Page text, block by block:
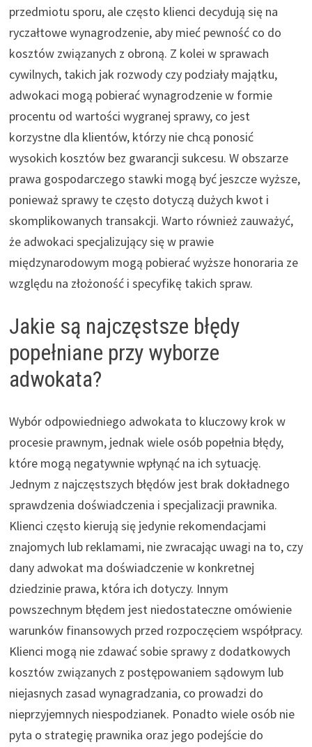
przedmiotu sporu, ale często klienci decydują się na
ryczałtowe wynagrodzenie, aby mieć pewność co do
kosztów związanych z obroną. Z kolei w sprawach
cywilnych, takich jak rozwody czy podziały majątku,
adwokaci mogą pobierać wynagrodzenie w formie
procentu od wartości wygranej sprawy, co jest
korzystne dla klientów, którzy nie chcą ponosić
wysokich kosztów bez gwarancji sukcesu. W obszarze
prawa gospodarczego stawki mogą być jeszcze wyższe,
ponieważ sprawy te często dotyczą dużych kwot i
skomplikowanych transakcji. Warto również zauważyć,
że adwokaci specjalizujący się w prawie
międzynarodowym mogą pobierać wyższe honoraria ze
względu na złożoność i specyfikę takich spraw.
Jakie są najczęstsze błędy
popełniane przy wyborze
adwokata?
Wybór odpowiedniego adwokata to kluczowy krok w
procesie prawnym, jednak wiele osób popełnia błędy,
które mogą negatywnie wpłynąć na ich sytuację.
Jednym z najczęstszych błędów jest brak dokładnego
sprawdzenia doświadczenia i specjalizacji prawnika.
Klienci często kierują się jedynie rekomendacjami
znajomych lub reklamami, nie zwracając uwagi na to, czy
dany adwokat ma doświadczenie w konkretnej
dziedzinie prawa, która ich dotyczy. Innym
powszechnym błędem jest niedostateczne omówienie
warunków finansowych przed rozpoczęciem współpracy.
Klienci mogą nie zdawać sobie sprawy z dodatkowych
kosztów związanych z postępowaniem sądowym lub
niejasnych zasad wynagradzania, co prowadzi do
nieprzyjemnych niespodzianek. Ponadto wiele osób nie
pyta o strategię prawnika oraz jego podejście do